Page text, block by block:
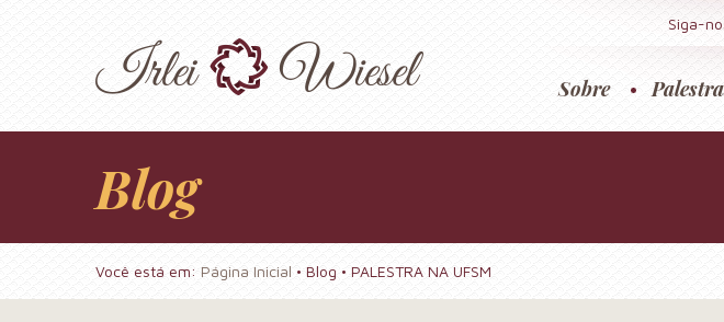
Siga-
Sobre
Negócios
Alta performance
pessoal e
Educação
Melhor Idade
Blog
Você está em: Página Inicial • Blog • PALESTRA NA UFSM